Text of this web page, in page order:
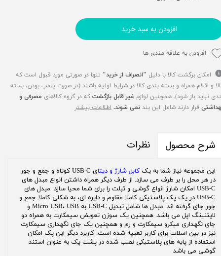
افزودن به سبد خرید
افزودن به علاقه مندی ها
امکان برگشت کالا با دلیل "انصراف از خرید" تنها در صورتی مورد قبول است که
و اقلام همراه و بسته بندی کالا در شرایط اولیه باشند (در صورت پلمپ بودن، بسته
نباید باز شود). همچنین لوازم غیر قابل بازگشت که در گروه کالاهای مصرفی و
قرار دارند شامل این بند نمی شوند. اطلاعات بیشتر
شرح محصول نظرات
این مجموعه نیاز شما به یک کابل شارژ و دیتا
ی USB-C کوتاه و جمع و جور
در هر محل را بر طرف می سازد. از طرف دیگر همراه داشتن انواع مبدل های
USB-C امکان شارژ انواع گوشی و تبلت را برای شما محیا سازد. مبدل های
USB-C در یک پک پلاستیکی کاملا مقاوم و دایره ای، به شکلی کاملا جمع و
جور جای گرفته اند. مبدل ها شامل تبدیل USB-C به Micro USB، USB و
لایتنینگ اپل می باشد. همچنین یک سوزن تعویض سیمکارت به همراه دو
جای نگهداری میکرو سیمکارت و رم و همچنین یک جای نگهداری سیمکارت
نیز در بین اسلات برای کاربر تعبیه شده است. کاربرد دیگر این پک امکان
استفاده از پایه های پلاستیکی نصب شده در پشت پک به عنوان استند
گوشی می باشد